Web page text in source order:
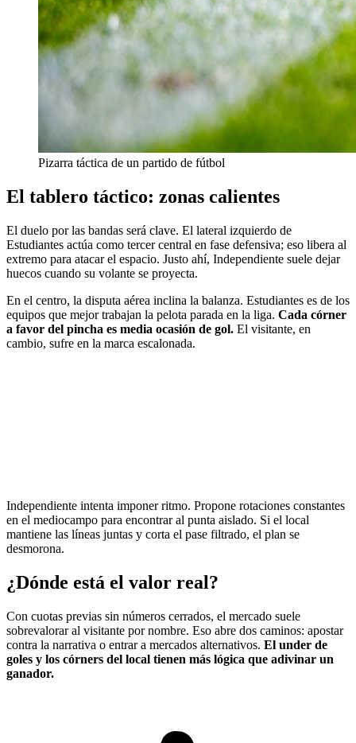
Pizarra táctica de un partido de fútbol
El tablero táctico: zonas calientes
El duelo por las bandas será clave. El lateral izquierdo de
Estudiantes actúa como tercer central en fase defensiva; eso libera al
extremo para atacar el espacio. Justo ahí, Independiente suele dejar
huecos cuando su volante se proyecta.
En el centro, la disputa aérea inclina la balanza. Estudiantes es de los
equipos que mejor trabajan la pelota parada en la liga. Cada córner
a favor del pincha es media ocasión de gol. El visitante, en
cambio, sufre en la marca escalonada.
Independiente intenta imponer ritmo. Propone rotaciones constantes
en el mediocampo para encontrar al punta aislado. Si el local
mantiene las líneas juntas y corta el pase filtrado, el plan se
desmorona.
¿Dónde está el valor real?
Con cuotas previas sin números cerrados, el mercado suele
sobrevalorar al visitante por nombre. Eso abre dos caminos: apostar
contra la narrativa o entrar a mercados alternativos. El under de
goles y los córners del local tienen más lógica que adivinar un
ganador.